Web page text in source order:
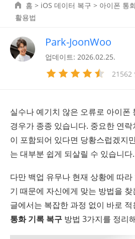
홈 > iOS 데이터 복구 > 아이폰 통
활용법
Park-JoonWoo
업데이트: 2026.02.25.
21562
실수나 예기치 않은 오류로 아이폰
경우가 종종 있습니다. 중요한 연
이 포함되어 있다면 당황스럽겠지
는 대부분 쉽게 되살릴 수 있습니다.
다만 백업 유무나 현재 상황에 따
기 때문에 자신에게 맞는 방법을
글에서는 복잡한 과정 없이 바로
통화 기록 복구 방법 3가지를 정리